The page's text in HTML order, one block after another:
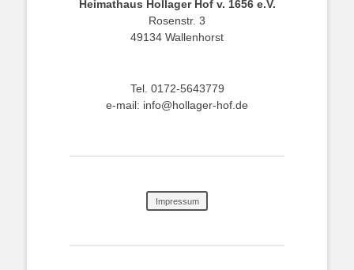
Heimathaus Hollager Hof v. 1656 e.V.
Rosenstr. 3
49134 Wallenhorst
Tel. 0172-5643779
e-mail: info@hollager-hof.de
Impressum